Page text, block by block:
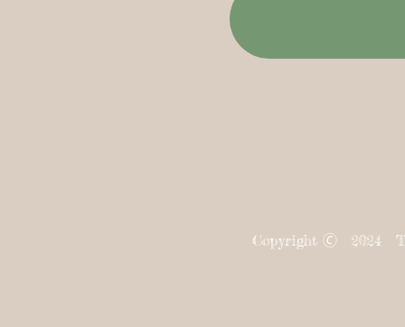
Copyright 🄫 2024